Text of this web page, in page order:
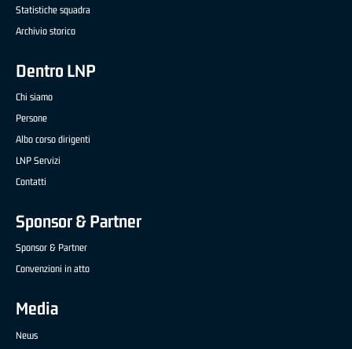
Statistiche squadra
Archivio storico
Dentro LNP
Chi siamo
Persone
Albo corso dirigenti
LNP Servizi
Contatti
Sponsor & Partner
Sponsor & Partner
Convenzioni in atto
Media
News